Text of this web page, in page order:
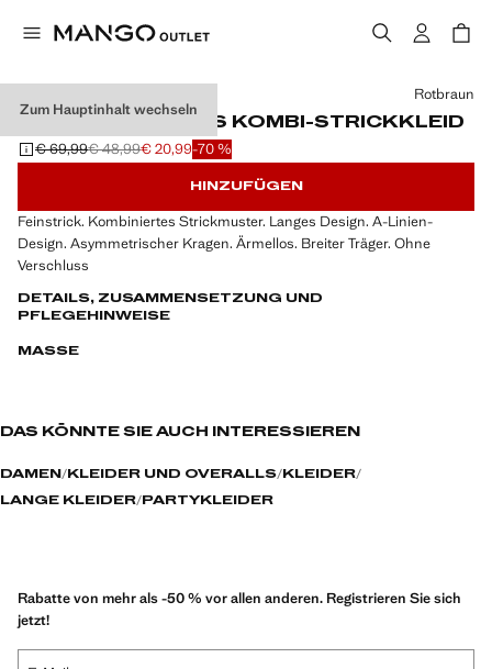
Zum Hauptinhalt wechseln
ASYMMETRISCHES KOMBI-STRICKKLEID
Ausgangspreis durchgestrichen [€ 69,99 ]
€ 69,99
Zweiter Preis durchgestrichen [€ 48,99 ]
€ 48,99
Aktueller Preis [€ 20,99 ]
€ 20,99-70 %
Wählen Sie eine Farbe
Rotbraun
HINZUFÜGEN
Feinstrick. Kombiniertes Strickmuster. Langes Design. A-Linien-
Design. Asymmetrischer Kragen. Ärmellos. Breiter Träger. Ohne
Verschluss
DETAILS, ZUSAMMENSETZUNG UND
PFLEGEHINWEISE
MASSE
DAS KÖNNTE SIE AUCH INTERESSIEREN
DAMEN KLEIDER UND OVERALLS
KLEIDER
LANGE KLEIDER
PARTYKLEIDER
Rabatte von mehr als -50 % vor allen anderen. Registrieren Sie sich
jetzt!